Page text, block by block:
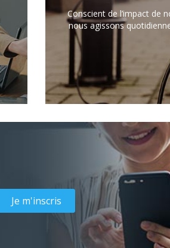
Conscient de l’impact de
nous agissons
Je m'inscris